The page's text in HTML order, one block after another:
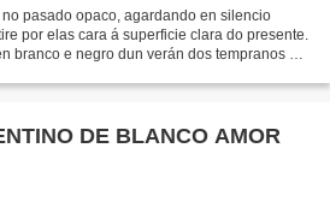
pasado opaco, agardando en silencio
por elas cara á superficie clara do presente.
branco e negro dun verán dos tempranos 70.
DE BLANCO AMOR